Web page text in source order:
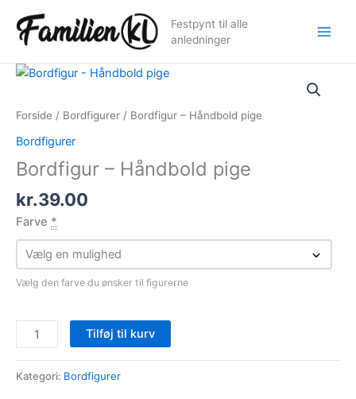
indholdet
Festpynt til alle
anledninger
Forside / Bordfigurer / Bordfigur – Håndbold pige
Bordfigurer
Bordfigur – Håndbold pige
kr.39.00
Farve *
Vælg den farve du ønsker til figurerne
Bordfigur
-
Tilføj til kurv
Kategori: Bordfigurer